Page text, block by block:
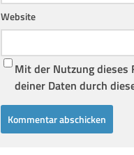
Website
Mit der Nutzung dieses
deiner Daten durch